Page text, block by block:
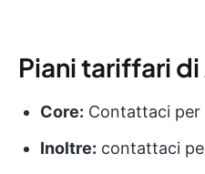
Piani tariffari
Core: Contattaci per
Inoltre: contattaci